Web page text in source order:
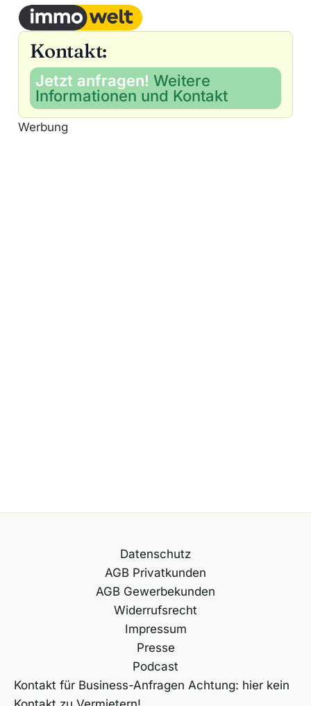
Kontakt:
Jetzt anfragen! Weitere
Informationen und Kontakt
Werbung
Datenschutz
AGB Privatkunden
AGB Gewerbekunden
Widerrufsrecht
Impressum
Presse
Podcast
Kontakt für Business-Anfragen Achtung: hier kein